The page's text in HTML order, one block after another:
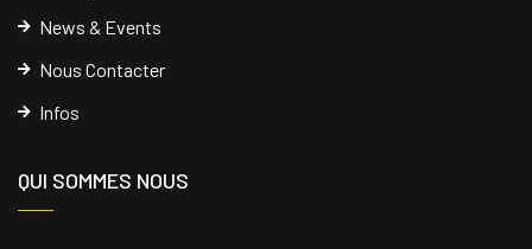
News & Events
Nous Contacter
Infos
QUI SOMMES NOUS